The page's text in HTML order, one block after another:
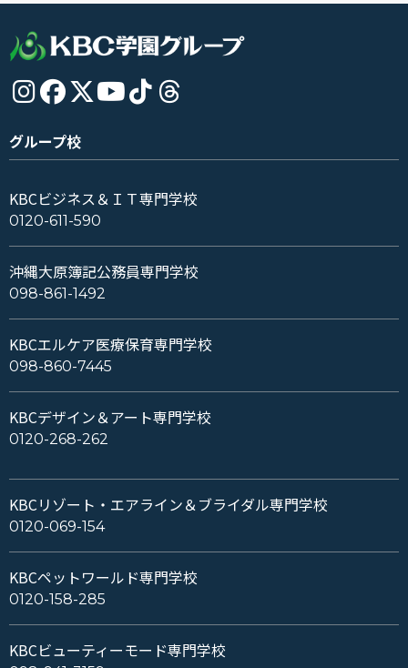
グループ校
KBCビジネス＆ＩＴ専門学校
0120-611-590
沖縄大原簿記公務員専門学校
098-861-1492
KBCエルケア医療保育専門学校
098-860-7445
KBCデザイン＆アート専門学校
0120-268-262
KBCリゾート・エアライン＆ブライダル専門学校
0120-069-154
KBCペットワールド専門学校
0120-158-285
KBCビューティーモード専門学校